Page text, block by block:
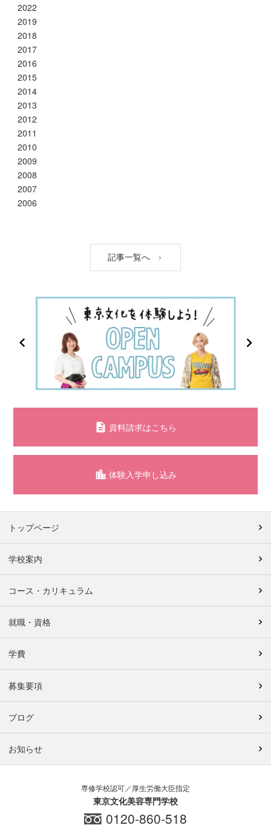
2022
2019
2018
2017
2016
2015
2014
2013
2012
2011
2010
2009
2008
2007
2006
記事一覧へ
資料請求はこちら
体験入学申し込み
トップページ
学校案内
コース・カリキュラム
就職・資格
学費
募集要項
ブログ
お知らせ
専修学校認可／厚生労働大臣指定
東京文化美容専門学校
0120-860-518